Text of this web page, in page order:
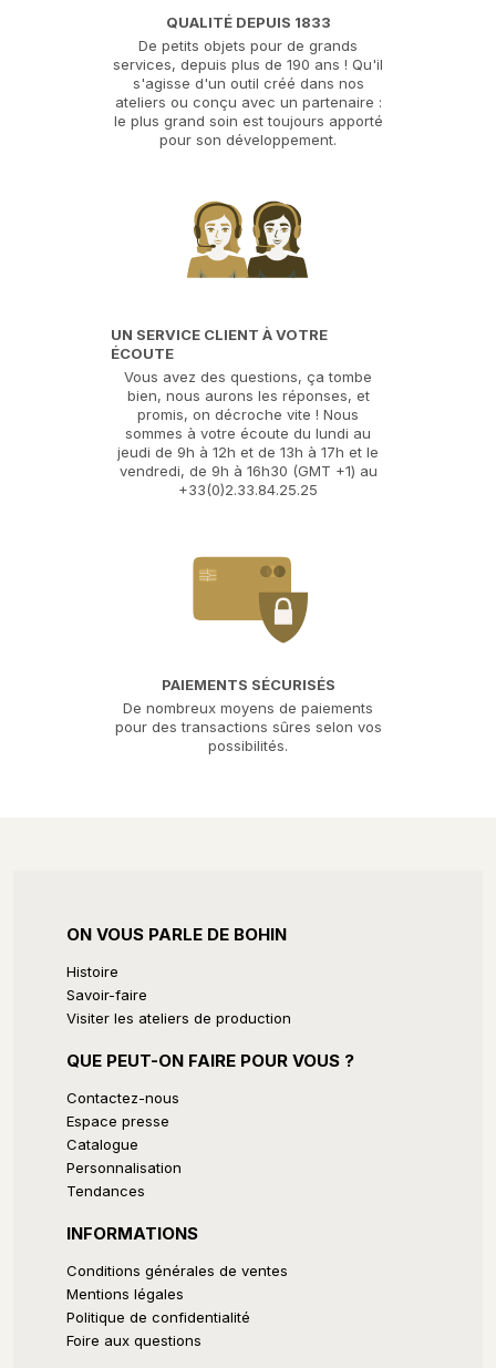
QUALITÉ DEPUIS 1833
De petits objets pour de grands
services, depuis plus de 190 ans ! Qu'il
s'agisse d'un outil créé dans nos
ateliers ou conçu avec un partenaire :
le plus grand soin est toujours apporté
pour son développement.
UN SERVICE CLIENT À VOTRE
ÉCOUTE
Vous avez des questions, ça tombe
bien, nous aurons les réponses, et
promis, on décroche vite ! Nous
sommes à votre écoute du lundi au
jeudi de 9h à 12h et de 13h à 17h et le
vendredi, de 9h à 16h30 (GMT +1) au
+33(0)2.33.84.25.25
PAIEMENTS SÉCURISÉS
De nombreux moyens de paiements
pour des transactions sûres selon vos
possibilités.
ON VOUS PARLE DE BOHIN
Histoire
Savoir-faire
Visiter les ateliers de production
QUE PEUT-ON FAIRE POUR VOUS ?
Contactez-nous
Espace presse
Catalogue
Personnalisation
Tendances
INFORMATIONS
Conditions générales de ventes
Mentions légales
Politique de confidentialité
Foire aux questions